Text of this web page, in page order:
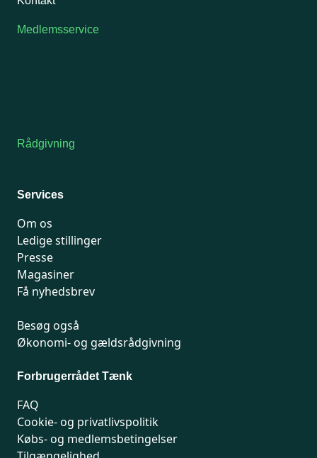
Medlemsservice
Rådgivning
Services
Om os
Ledige stillinger
Presse
Magasiner
Få nyhedsbrev
Besøg også
Økonomi- og gældsrådgivning
Forbrugerrådet Tænk
FAQ
Cookie- og privatlivspolitik
Købs- og medlemsbetingelser